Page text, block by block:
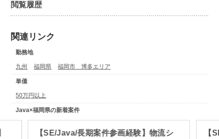
閲覧履歴
関連リンク
勤務地
九州 福岡県 福岡市 博多エリア
単価
50万円以上
Java×福岡県の新着案件
【SE/Java/長期案件参画経験】物流シ
【